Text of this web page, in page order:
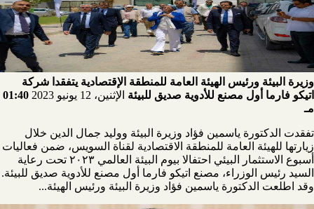
وزيرة البيئة ورئيس الهيئة العامة للمنطقة الإقتصادية يتفقدا شركة
اتيكو فارما أول مصنع للأدوية صديق للبيئة الإثنين، 12 يونيو 2023
01:40
مـ
تفقدت الدكتورة ياسمين فؤاد وزيرة البيئة ووليد جمال الدين خلال
زيارتها للهيئة العامة للمنطقة الاقتصادية لقناة السويس، ضمن فعاليات
أسبوع الاستثمار البيئي احتفالا بيوم البيئة العالمي ٢٠٢٣ تحت رعاية
السيد رئيس الوزراء، مصنع اتيكو فارما أول مصنع للأدوية صديق للبيئة.
وقد اطلعت الدكتورة ياسمين فؤاد وزيرة البيئة ورئيس الهيئة...